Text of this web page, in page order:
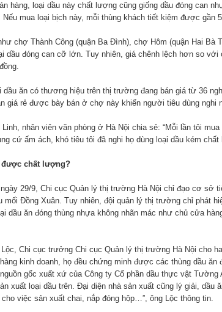
hàng, loại dầu này chất lượng cũng giống dầu đóng can
Nếu mua loại bịch này, mỗi thùng khách tiết kiệm được gần
chợ Thành Công (quận Ba Đình), chợ Hôm (quận Hai Bà
dầu đóng can cỡ lớn. Tuy nhiên, giá chênh lệch hơn so với
dầu ăn có thương hiệu trên thị trường đang bán giá từ 36
giá rẻ được bày bán ở chợ này khiến người tiêu dùng nghi
Linh, nhân viên văn phòng ở Hà Nội chia sẻ: “Mỗi lần tôi
cứ ấm ách, khó tiêu tôi đã nghi họ dùng loại dầu kém chất
chất lượng?
ngày 29/9, Chi cục Quản lý thị trường Hà Nội chỉ đạo cơ sở
mối Đồng Xuân. Tuy nhiên, đội quản lý thị trường chỉ phát
dầu ăn đóng thùng nhựa không nhãn mác như chủ cửa
Chi cục trưởng Chi cục Quản lý thị trường Hà Nội cho
kinh doanh, họ đều chứng minh được các thùng dầu
gốc xuất xứ của Công ty Cổ phần dầu thực vật
xuất loại dầu trên. Đại diện nhà sản xuất cũng lý giải, dầu
việc sản xuất chai, nắp đóng hộp…”, ông Lộc thông tin.